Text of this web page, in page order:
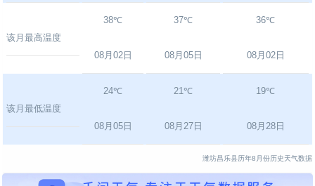
该月最高温度
38℃
08月02日
37℃
08月05日
36℃
08月02日
该月最低温度
24℃
08月05日
21℃
08月27日
19℃
08月28日
潍坊昌乐县历年8月份历史天气数据